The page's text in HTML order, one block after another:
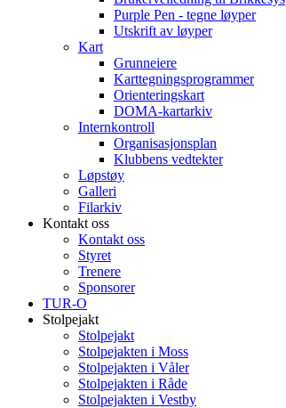
Purple Pen - tegne løyper
Utskrift av løyper
Kart
Grunneiere
Karttegningsprogrammer
Orienteringskart
DOMA-kartarkiv
Internkontroll
Organisasjonsplan
Klubbens vedtekter
Løpstøy
Galleri
Filarkiv
Kontakt oss
Kontakt oss
Styret
Trenere
Sponsorer
TUR-O
Stolpejakt
Stolpejakt
Stolpejakten i Moss
Stolpejakten i Våler
Stolpejakten i Råde
Stolpejakten i Vestby